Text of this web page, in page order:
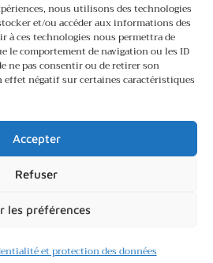
nous utilisons des technologies
et/ou accéder aux informations des
à ces technologies nous permettra de
le comportement de navigation ou les ID
ne pas consentir ou de retirer son
négatif sur certaines caractéristiques
Accepter
Refuser
les préférences
et protection des données
residence